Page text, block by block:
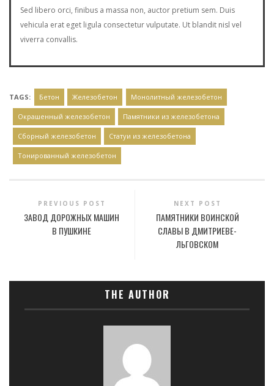
Sed libero orci, finibus a massa non, auctor pretium sem. Duis
vehicula erat eget ligula consectetur vulputate. Ut blandit nisl vel
viverra convallis.
TAGS: Бетон Железобетон Монолитный железобетон
Окрашенный железобетон Памятники из железобетона
Сборный железобетон Статуи из железобетона
Тонированный железобетон
PREVIOUS POST
ЗАВОД ДОРОЖНЫХ МАШИН
В ПУШКИНЕ
NEXT POST
ПАМЯТНИКИ ВОИНСКОЙ
СЛАВЫ В ДМИТРИЕВЕ-
ЛЬГОВСКОМ
THE AUTHOR